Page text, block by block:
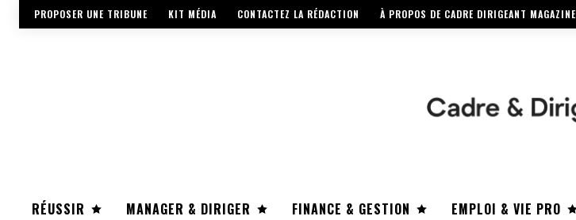
PROPOSER UNE TRIBUNE KIT MÉDIA CONTACTEZ LA RÉDACTION À PROPOS DE CADRE DIRIGEANT MAGAZINE
RÉUSSIR MANAGER & DIRIGER FINANCE & GESTION EMPLOI & VIE PRO